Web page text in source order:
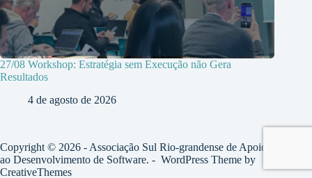
27/08 Workshop: Estratégia sem Execução não Gera
Resultados
4 de agosto de 2026
Copyright © 2026 - Associação Sul Rio-grandense de Apoio
ao Desenvolvimento de Software. - WordPress Theme by
CreativeThemes